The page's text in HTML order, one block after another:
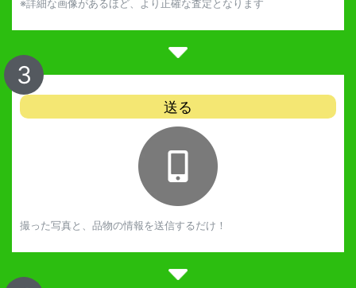
※詳細な画像があるほど、より正確な査定となります
3
送る
撮った写真と、品物の情報を送信するだけ！